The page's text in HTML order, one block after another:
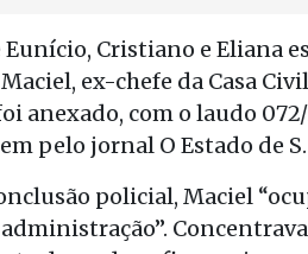
Eunício, Cristiano e Eliana
ex-chefe da Casa
anexado, com o laudo
pelo jornal O Estado de
policial, Maciel